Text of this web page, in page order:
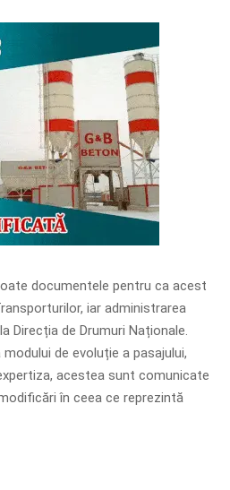
documentele pentru ca acest
iar administrarea
Direcția de Drumuri Naționale.
de evoluție a pasajului,
acestea sunt comunicate
în ceea ce reprezintă